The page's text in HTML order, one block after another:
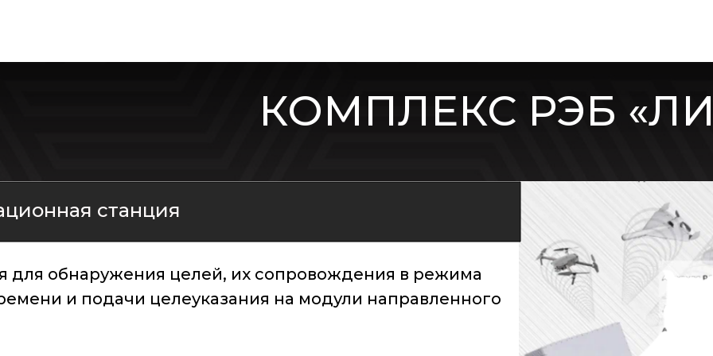
КОМПЛЕКС РЭБ
для обнаружения целей, их сопровождения в режима
и подачи целеуказания на модули направленного
станция